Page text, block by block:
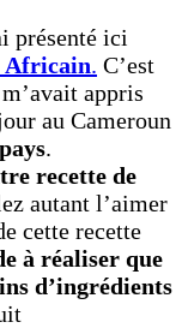
présenté ici
Africain. C’est
appris
au Cameroun
.
recette de
autant l’aimer
cette recette
à réaliser que
d’ingrédients